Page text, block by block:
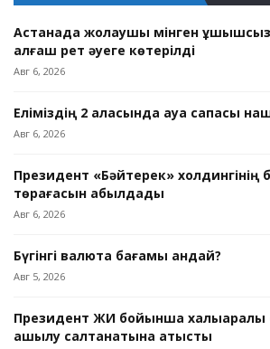
Астанада жолаушы мінген ұшқышсыз
алғаш рет әуеге көтерілді
Авг 6, 2026
Еліміздің 2 қаласында ауа сапасы
Авг 6, 2026
Президент «Бәйтерек» холдингінің
төрағасын қабылдады
Авг 6, 2026
Бүгінгі валюта бағамы қандай?
Авг 5, 2026
Президент ЖИ бойынша
ашылу салтанатына қатысты